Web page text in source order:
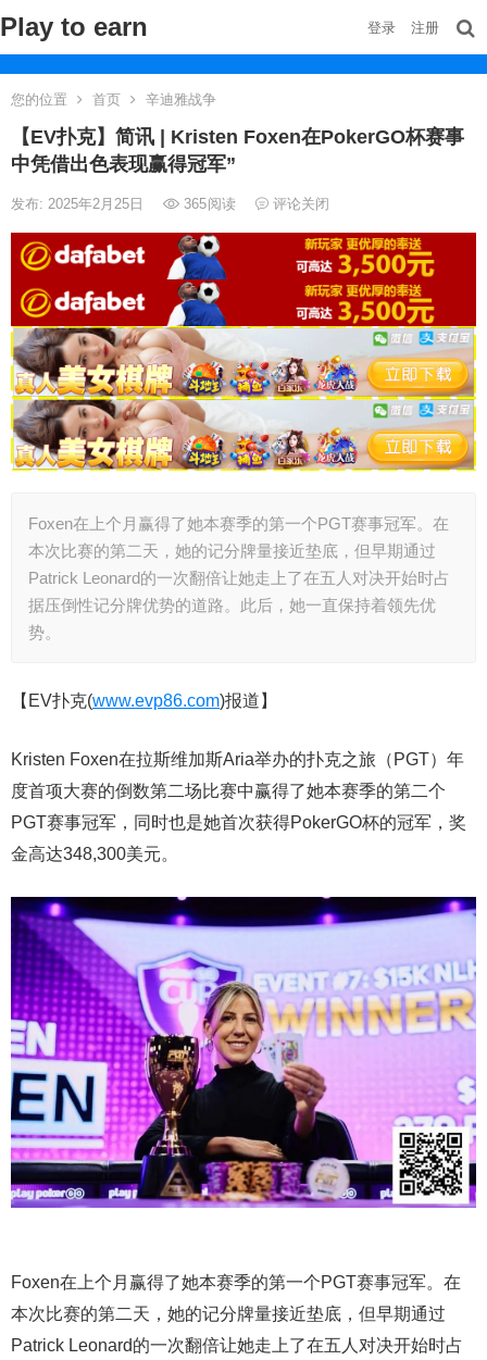
Play to earn 登录 注册
您的位置 首页 辛迪雅战争
【EV扑克】简讯 | Kristen Foxen在PokerGO杯赛事
中凭借出色表现赢得冠军”
发布: 2025年2月25日 365阅读 评论关闭
Foxen在上个月赢得了她本赛季的第一个PGT赛事冠军。在
本次比赛的第二天，她的记分牌量接近垫底，但早期通过
Patrick Leonard的一次翻倍让她走上了在五人对决开始时占
据压倒性记分牌优势的道路。此后，她一直保持着领先优
势。
【EV扑克(www.evp86.com)报道】
Kristen Foxen在拉斯维加斯Aria举办的扑克之旅（PGT）年
度首项大赛的倒数第二场比赛中赢得了她本赛季的第二个
PGT赛事冠军，同时也是她首次获得PokerGO杯的冠军，奖
金高达348,300美元。
Foxen在上个月赢得了她本赛季的第一个PGT赛事冠军。在
本次比赛的第二天，她的记分牌量接近垫底，但早期通过
Patrick Leonard的一次翻倍让她走上了在五人对决开始时占